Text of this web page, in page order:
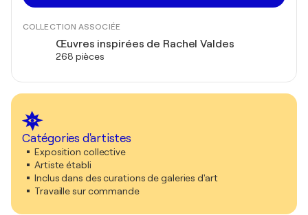
COLLECTION ASSOCIÉE
Œuvres inspirées de Rachel Valdes
268 pièces
Catégories d'artistes
Exposition collective
Artiste établi
Inclus dans des curations de galeries d'art
Travaille sur commande